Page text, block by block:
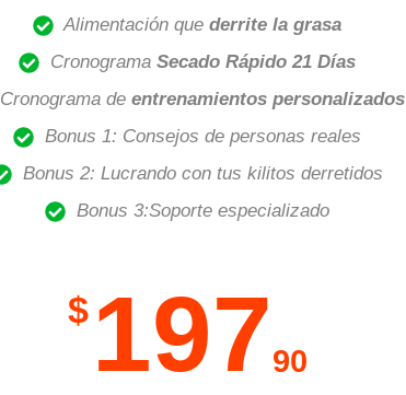
Alimentación quederrite la grasa
Cronograma Secado Rápido 21 Días
Cronograma de entrenamientos personalizados
Bonus 1: Consejos de personas reales
Bonus 2: Lucrando con tus kilitos derretidos
Bonus 3:Soporte especializado
$ 19790